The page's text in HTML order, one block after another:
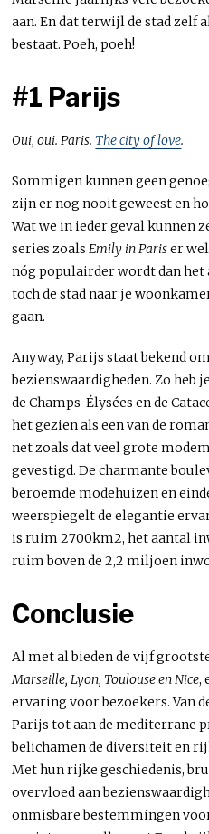
aan. En dat terwijl de stad zelf
bestaat. Poeh, poeh!
#1 Parijs
Oui, oui. Paris.The city of love.
Sommigen kunnen geen
zijn er nog nooit geweest en
Wat we in ieder geval kunnen
series zoalsEmily in Pariser
nóg populairder wordt dan
toch de stad naar je
gaan.
Anyway, Parijs staat bekend
bezienswaardigheden. Zo heb
de Champs-Élysées en de
het gezien als een van de
net zoals dat veel grote
gevestigd. De charmante
beroemde modehuizen en
weerspiegelt de elegantie
is ruim 2700km2, het aantal
ruim boven de 2,2 miljoen
Conclusie
Al met al bieden de vijf
Marseille, Lyon, Toulouse en Nice,
ervaring voor bezoekers. Van
Parijs tot aan de mediterrane
belichamen de diversiteit en
Met hun rijke geschiedenis,
overvloed aan
onmisbare bestemmingen